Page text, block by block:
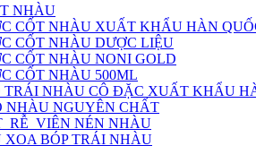
NHÀU
CỐT NHÀU XUẤT KHẨU HÀN
CỐT NHÀU DƯỢC LIỆU
CỐT NHÀU NONI GOLD
CỐT NHÀU 500ML
TRÁI NHÀU CÔ ĐẶC XUẤT KHẨU
NHÀU NGUYÊN CHẤT
NÉN NHÀU
XOA BÓP TRÁI NHÀU